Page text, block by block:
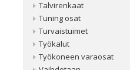
Talvirenkaat
Tuning osat
Turvaistuimet
Työkalut
Työkoneen varaosat